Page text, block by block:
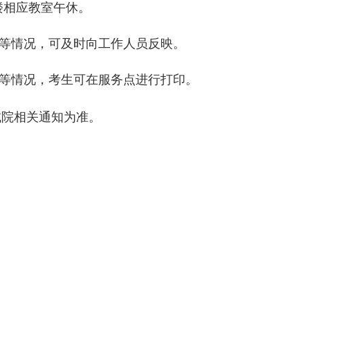
应教室午休。
情况，可及时向工作人员反映。
情况，考生可在服务点进行打印。
相关通知为准。